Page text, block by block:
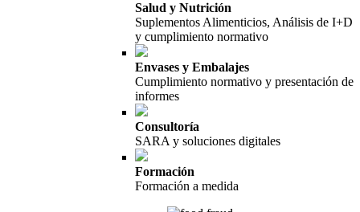
Salud y Nutrición
Suplementos Alimenticios, Análisis de I+D
y cumplimiento normativo
Envases y Embalajes
Cumplimiento normativo y presentación de
informes
Consultoría
SARA y soluciones digitales
Formación
Formación a medida